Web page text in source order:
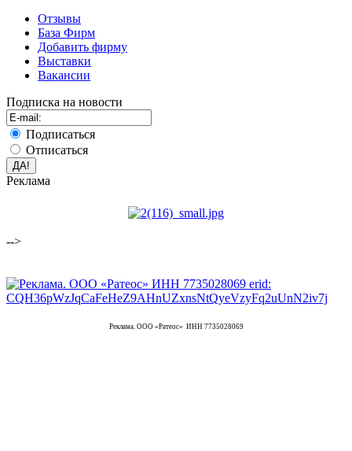
Отзывы
База Фирм
Добавить фирму
Выставки
Вакансии
Подписка на новости
Подписаться
Отписаться
Реклама
-->
Реклама. ООО «Ратеос» ИНН 7735028069